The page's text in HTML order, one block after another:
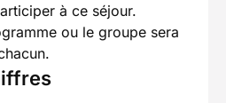
à ce séjour.
ou le groupe sera